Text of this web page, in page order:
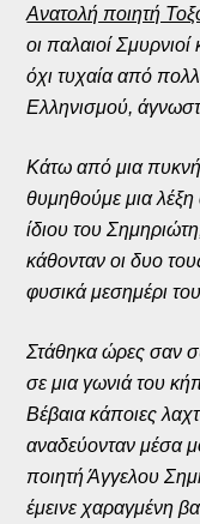
Ανατολή ποιητή
οι παλαιοί
όχι τυχαία από
Ελληνισμού,
Κάτω από μια πυκνή
θυμηθούμε μια λέξη
ίδιου του
κάθονταν οι δυο
φυσικά μεσημέρι
Στάθηκα ώρες σαν
σε μια γωνιά του
Βέβαια κάποιες
αναδεύονταν μέσα
ποιητή Άγγελου
έμεινε χαραγμένη